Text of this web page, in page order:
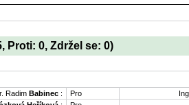
Proti: 0, Zdržel se: 0)
Radim Babinec : Pro